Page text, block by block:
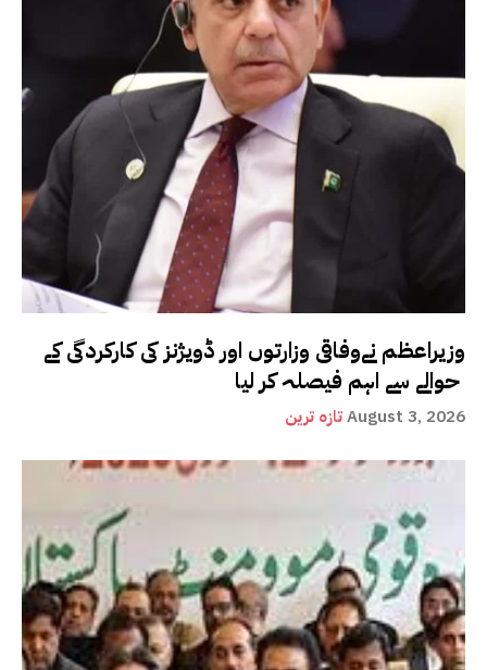
وزیراعظم نےوفاقی وزارتوں اور ڈویژنز کی کارکردگی کے
تازہ ترینAugust 3, 2026